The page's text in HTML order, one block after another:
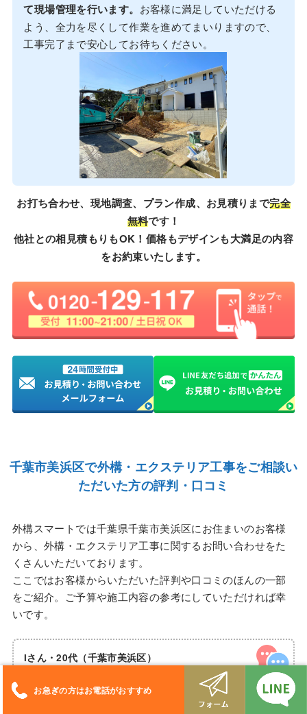
て現場管理を行います。 お客様に満足していただける
よう、全力を尽くして作業を進めてまいりますので、
工事完了まで安心してお待ちください。
お打ち合わせ、現地調査、プラン作成、お見積りまで完全
無料です！
他社との相見積もりもOK！価格もデザインも大満足の内容
をお約束いたします。
千葉市美浜区で外構・エクステリア工事をご相談い
ただいた方の評判・口コミ
外構スマートでは千葉県千葉市美浜区にお住まいのお客様
から、外構・エクステリア工事に関するお問い合わせをた
くさんいただいております。
ここではお客様からいただいた評判や口コミのほんの一部
をご紹介。ご予算や施工内容の参考にしていただければ幸
いです。
Iさん・20代（千葉市美浜区）
ご希望内容駐車場2台、カーポート、機能門柱、アプロ
お急ぎの方はお電話がおすすめ